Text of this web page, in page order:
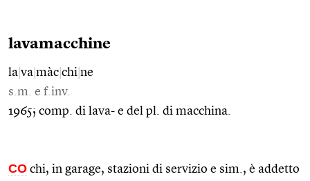
lavamacchine
la va màc chi ne
s.m. e f.inv.
1965; comp. di lava- e del pl. di macchina.
CO chi, in garage, stazioni di servizio e sim., è addetto